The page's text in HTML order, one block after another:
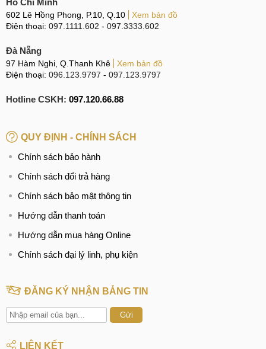
602 Lê Hồng Phong, P.10, Q.10
Xem bản đồ
Điện thoại: 097.1111.602 - 097.3333.602
Đà Nẵng
97 Hàm Nghi, Q.Thanh Khê
Xem bản đồ
Điện thoại: 096.123.9797 - 097.123.9797
Hotline CSKH: 097.120.66.88
QUY ĐỊNH - CHÍNH SÁCH
Chính sách bảo hành
Chính sách đổi trả hàng
Chính sách bảo mật thông tin
Hướng dẫn thanh toán
Hướng dẫn mua hàng Online
Chính sách đại lý linh, phụ kiện
ĐĂNG KÝ NHẬN BẢNG TIN
Gửi
LIÊN KẾT